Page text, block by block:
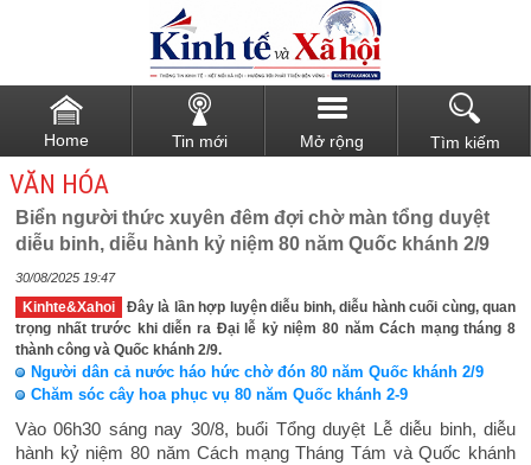
Home Tin mới Mở rộng Tìm kiếm
VĂN HÓA
Biển người thức xuyên đêm đợi chờ màn tổng duyệt
diễu binh, diễu hành kỷ niệm 80 năm Quốc khánh 2/9
30/08/2025 19:47
Kinhte&Xahoi
Đây là lần hợp luyện diễu binh, diễu hành cuối cùng, quan
trọng nhất trước khi diễn ra Đại lễ kỷ niệm 80 năm Cách mạng tháng 8
thành công và Quốc khánh 2/9.
Người dân cả nước háo hức chờ đón 80 năm Quốc khánh 2/9
Chăm sóc cây hoa phục vụ 80 năm Quốc khánh 2-9
Vào 06h30 sáng nay 30/8, buổi Tổng duyệt Lễ diễu binh, diễu
hành kỷ niệm 80 năm Cách mạng Tháng Tám và Quốc khánh